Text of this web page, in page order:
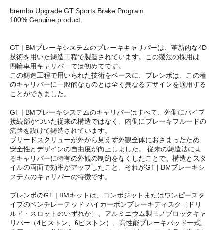
brembo Upgrade GT Sports Brake Program.
100% Genuine product.
GT | BMブレーキシステムのブレーキキャリパーは、革新的な4D
技術を用いた鋳造工程で製造されています。この製法の採用は、
四輪車用キャリパーでは初めてです。
この鋳造工程で用いられた技術をベースに、ブレンボは、この種
のキャリパーに一般的なものとは全く異なるデザインを適用する
ことができました。
GT | BMブレーキシステムのキャリパーはすべて、外側にパイプ
接続部がついた従来の構造ではなく、内側にブレーキフルードの
流路を設けて鋳造されています。
ブリードスクリューが外から見えず外観全体におさまったため、
安全性とデザインの自由度が向上しました。 従来の鋳造法によ
るキャリパーに特有の外観の制約をなくしたことで、構造とスタ
イルの両面で効率がアップしたこと、それがGT | BMブレーキシ
ステムのキャリパーの特徴です。
ブレンボのGT | BMキットは、コンポジットまたはワンピースタ
イプのベンチレーテッド ハイカーボンブレーキディスク（ドリ
ルド・スロットのいずれか）、アルミニウム製モノブロックキャ
リパー（4ピストン、6ピストン）、高性能ブレーキパッド一式、